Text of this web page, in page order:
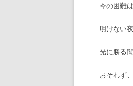
今の困難は
明けない夜
光に勝る闇
おそれず、